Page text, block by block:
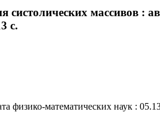
массивов :
с.
физико-математических наук :